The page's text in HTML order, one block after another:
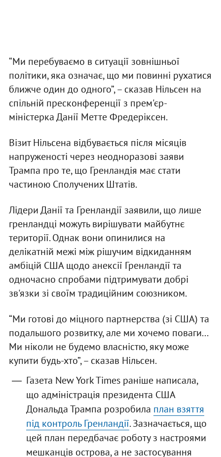
“Ми перебуваємо в ситуації зовнішньої
політики, яка означає, що ми повинні рухатися
ближче один до одного”, – сказав Нільсен на
спільній пресконференції з прем'єр-
міністерка Данії Метте Фредеріксен.
Візит Нільсена відбувається після місяців
напруженості через неодноразові заяви
Трампа про те, що Гренландія має стати
частиною Сполучених Штатів.
Лідери Данії та Гренландії заявили, що лише
гренландці можуть вирішувати майбутнє
території. Однак вони опинилися на
делікатній межі між рішучим відкиданням
амбіцій США щодо анексії Гренландії та
одночасно спробами підтримувати добрі
зв'язки зі своїм традиційним союзником.
“Ми готові до міцного партнерства (зі США) та
подальшого розвитку, але ми хочемо поваги...
Ми ніколи не будемо власністю, яку може
купити будь-хто”, – сказав Нільсен.
Газета New York Times раніше написала,
що адміністрація президента США
Дональда Трампа розробила план взяття
під контроль Гренландії. Зазначається, що
цей план передбачає роботу з настроями
мешканців острова, а не застосування